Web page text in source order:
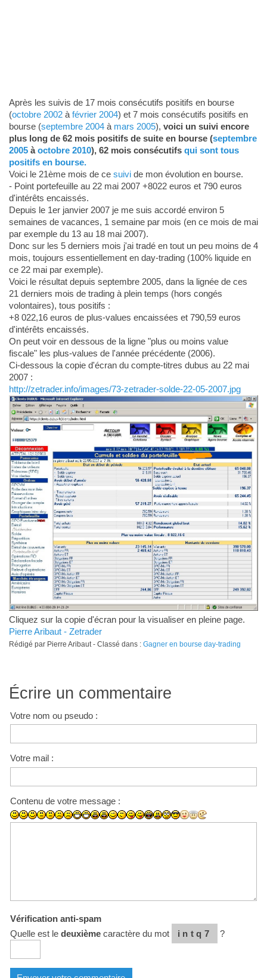
Après les suivis de 17 mois consécutifs positifs en bourse
(octobre 2002à février 2004) et 7 mois consécutifs positifs en
bourse (septembre 2004à mars 2005), voici un suivi encore
plus long de 62 mois positifs de suite en bourse (septembre
2005àoctobre 2010), 62 mois consécutifs qui sont tous
positifs en bourse.
Voici le 21ème mois de ce suivide mon évolution en bourse.
- Point portefeuille au 22 mai 2007 +8022 euros et 790 euros
d'intérêts encaissés.
Depuis le 1er janvier 2007 je me suis accordé environ 5
semaines de vacances, 1 semaine par mois (en ce mois de mai
par exemple du 13 au 18 mai 2007).
Donc sur les 5 derniers mois j'ai tradé en tout un peu moins de 4
mois, toujours essentiellement en day-trading (100% liquide en
ce 22 mai par exemple).
Voici le résultat depuis septembre 2005, dans la lignée de ces
21 derniers mois de trading à plein temps (hors congés
volontaires), tous positifs :
+8 022,16 euros de plus-values encaissées et 790,59 euros
d'intérêts encaissés.
On peut voir en dessous de la ligne "plus ou moins value
fiscale" les plus-values de l'année précédente (2006).
Ci-dessous la copie d'écran du compte-titres dubus au 22 mai
2007 :
http://zetrader.info/images/73-zetrader-solde-22-05-2007.jpg
Cliquez sur la copie d'écran pour la visualiser en pleine page.
Pierre Aribaut - Zetrader
Rédigé par Pierre Aribaut - Classé dans : Gagner en bourse day-trading
Écrire un commentaire
Votre nom ou pseudo :
Votre mail :
Contenu de votre message :
Vérification anti-spam
Quelle est le deuxièmecaractère du mot intq7 ?